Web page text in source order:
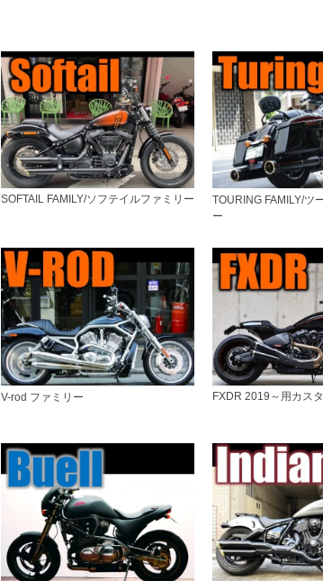
SOFTAIL FAMILY/ソフテイルファミリー
TOURING FAMILY/ツ
ー
V-rod ファミリー FXDR 2019～用カス